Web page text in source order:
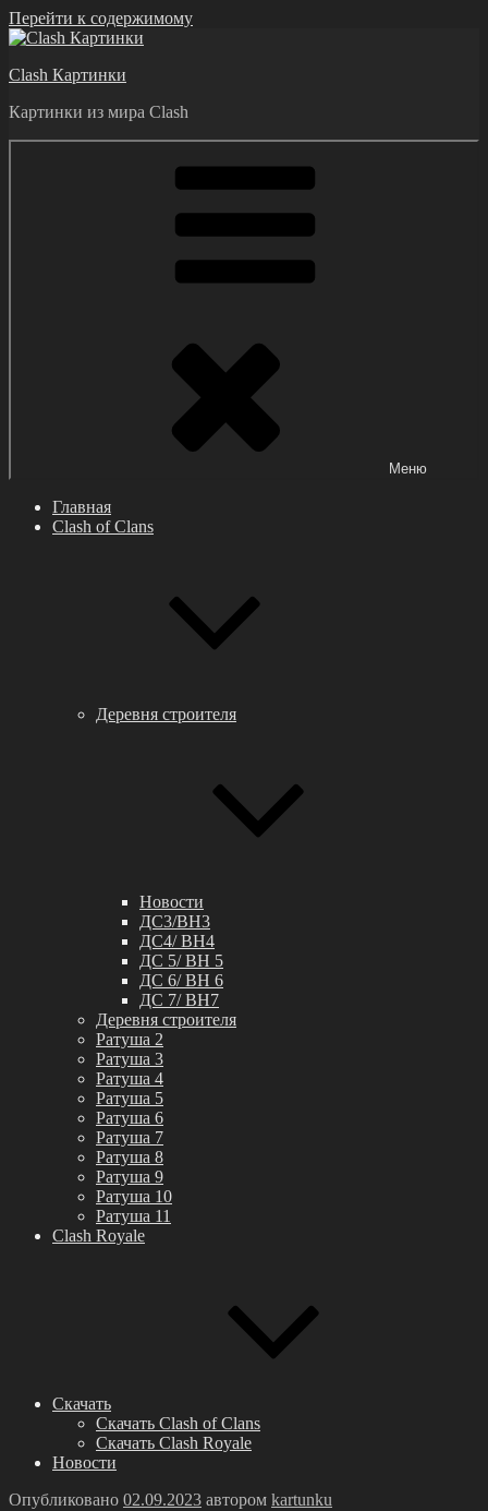
Перейти к содержимому
Clash Картинки
Картинки из мира Clash
Меню
Главная
Clash of Clans
Деревня строителя
Новости
ДС3/BH3
ДС4/ BH4
ДС 5/ BH 5
ДС 6/ BH 6
ДС 7/ BH7
Деревня строителя
Ратуша 2
Ратуша 3
Ратуша 4
Ратуша 5
Ратуша 6
Ратуша 7
Ратуша 8
Ратуша 9
Ратуша 10
Ратуша 11
Clash Royale
Скачать
Скачать Clash of Clans
Скачать Clash Royale
Новости
Опубликовано 02.09.2023 автором kartunku